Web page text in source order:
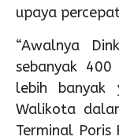
upaya
“Awalnya
sebanyak
lebih banyak
Walikota
Terminal Poris